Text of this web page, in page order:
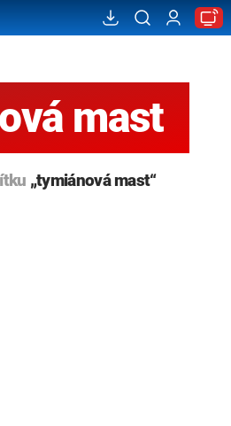
mast
„tymiánová mast“